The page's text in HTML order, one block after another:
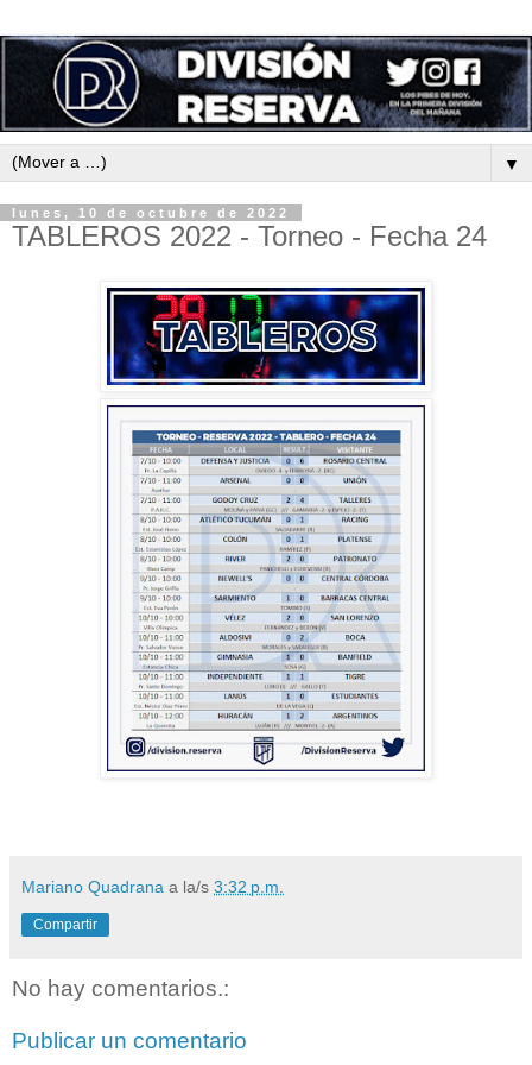
▼
lunes, 10 de octubre de 2022
TABLEROS 2022 - Torneo - Fecha 24
Mariano Quadrana a la/s 3:32 p.m.
Compartir
No hay comentarios.:
Publicar un comentario